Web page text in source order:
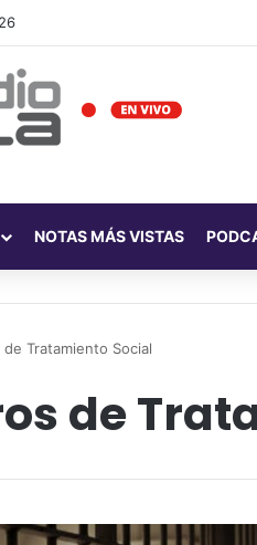
NOTAS MÁS VISTAS
Tratamiento Social
de